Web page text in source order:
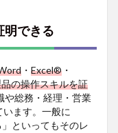
明できる
・ Excel® ・
の操作スキルを証
や総務・経理・営業
ます。一般に
といってもそのレ